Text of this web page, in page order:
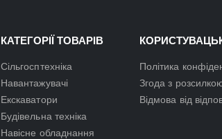
КАТЕГОРІЇ ТОВАРІВ
Сільгосптехніка
Навантажувачі
Екскаватори
Будівельна техніка
Навісне обладнання
Політика
Згода з
Відмова від